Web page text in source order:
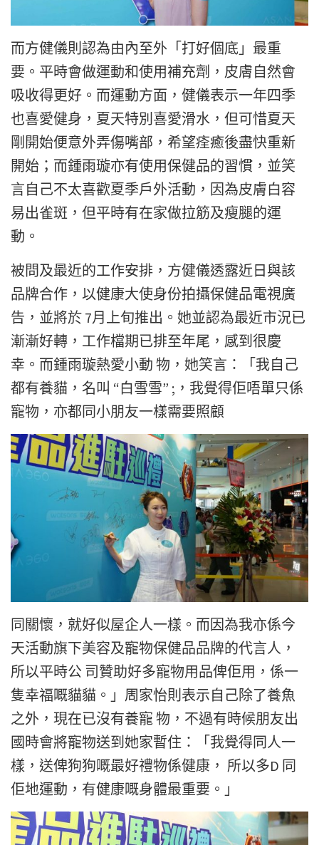
而方健儀則認為由內至外「打好個底」最重
要。平時會做運動和使用補充劑，皮膚自然會
吸收得更好。而運動方面，健儀表示一年四季
也喜愛健身，夏天特別喜愛滑水，但可惜夏天
剛開始便意外弄傷嘴部，希望痊癒後盡快重新
開始；而鍾雨璇亦有使用保健品的習慣，並笑
言自己不太喜歡夏季戶外活動，因為皮膚白容
易出雀斑，但平時有在家做拉筋及瘦腿的運
動。
被問及最近的工作安排，方健儀透露近日與該
品牌合作，以健康大使身份拍攝保健品電視廣
告，並將於 7月上旬推出。她並認為最近市況已
漸漸好轉，工作檔期已排至年尾，感到很慶
幸。而鍾雨璇熱愛小動 物，她笑言：「我自己
都有養貓，名叫 “白雪雪” ;，我覺得佢唔單只係
寵物，亦都同小朋友一樣需要照顧
同關懷，就好似屋企人一樣。而因為我亦係今
天活動旗下美容及寵物保健品品牌的代言人，
所以平時公 司贊助好多寵物用品俾佢用，係一
隻幸福嘅貓貓。」周家怡則表示自己除了養魚
之外，現在已沒有養寵 物，不過有時候朋友出
國時會將寵物送到她家暫住：「我覺得同人一
樣，送俾狗狗嘅最好禮物係健康， 所以多D 同
佢地運動，有健康嘅身體最重要。」